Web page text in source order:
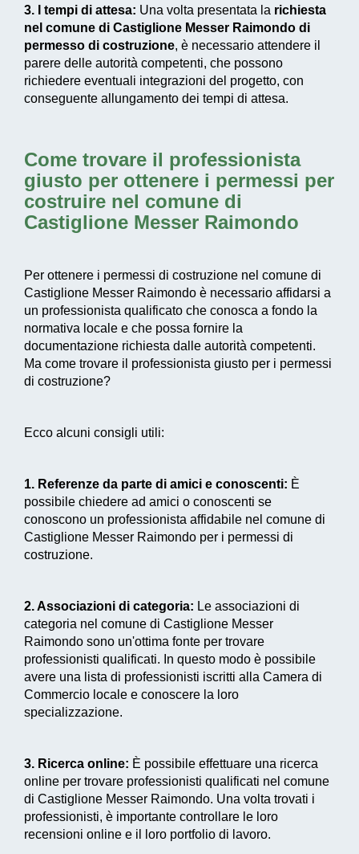
3. I tempi di attesa: Una volta presentata la richiesta
nel comune di Castiglione Messer Raimondo di
permesso di costruzione, è necessario attendere il
parere delle autorità competenti, che possono
richiedere eventuali integrazioni del progetto, con
conseguente allungamento dei tempi di attesa.
Come trovare il professionista
giusto per ottenere i permessi per
costruire nel comune di
Castiglione Messer Raimondo
Per ottenere i permessi di costruzione nel comune di
Castiglione Messer Raimondo è necessario affidarsi a
un professionista qualificato che conosca a fondo la
normativa locale e che possa fornire la
documentazione richiesta dalle autorità competenti.
Ma come trovare il professionista giusto per i permessi
di costruzione?
Ecco alcuni consigli utili:
1. Referenze da parte di amici e conoscenti: È
possibile chiedere ad amici o conoscenti se
conoscono un professionista affidabile nel comune di
Castiglione Messer Raimondo per i permessi di
costruzione.
2. Associazioni di categoria: Le associazioni di
categoria nel comune di Castiglione Messer
Raimondo sono un'ottima fonte per trovare
professionisti qualificati. In questo modo è possibile
avere una lista di professionisti iscritti alla Camera di
Commercio locale e conoscere la loro
specializzazione.
3. Ricerca online: È possibile effettuare una ricerca
online per trovare professionisti qualificati nel comune
di Castiglione Messer Raimondo. Una volta trovati i
professionisti, è importante controllare le loro
recensioni online e il loro portfolio di lavoro.